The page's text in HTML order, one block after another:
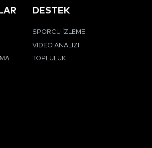
DESTEK
SPORCU İZLEME
VIDEO ANALIZI
TOPLULUK